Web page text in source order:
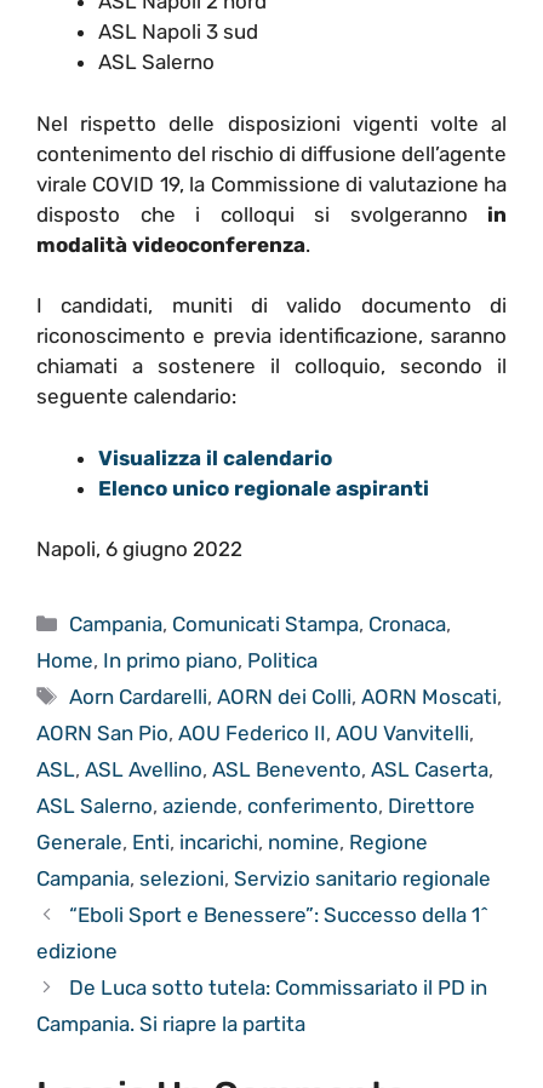
ASL Napoli 3 sud
ASL Salerno
Nel rispetto delle disposizioni vigenti volte al
contenimento del rischio di diffusione dell’agente
virale COVID 19, la Commissione di valutazione ha
disposto che i colloqui si svolgeranno in
modalità videoconferenza.
I candidati, muniti di valido documento di
riconoscimento e previa identificazione, saranno
chiamati a sostenere il colloquio, secondo il
seguente calendario:
Visualizza il calendario
Elenco unico regionale aspiranti
Napoli, 6 giugno 2022
Categorie
Campania, Comunicati Stampa, Cronaca,
Home, In primo piano, Politica
Tag
Aorn Cardarelli,AORN dei Colli,AORN Moscati,
AORN San Pio, AOU Federico II, AOU Vanvitelli,
ASL, ASL Avellino, ASL Benevento, ASL Caserta,
ASL Salerno, aziende, conferimento, Direttore
Generale, Enti, incarichi, nomine, Regione
Campania, selezioni, Servizio sanitario regionale
“Eboli Sport e Benessere”: Successo della 1^
edizione
De Luca sotto tutela: Commissariato il PD in
Campania. Si riapre la partita